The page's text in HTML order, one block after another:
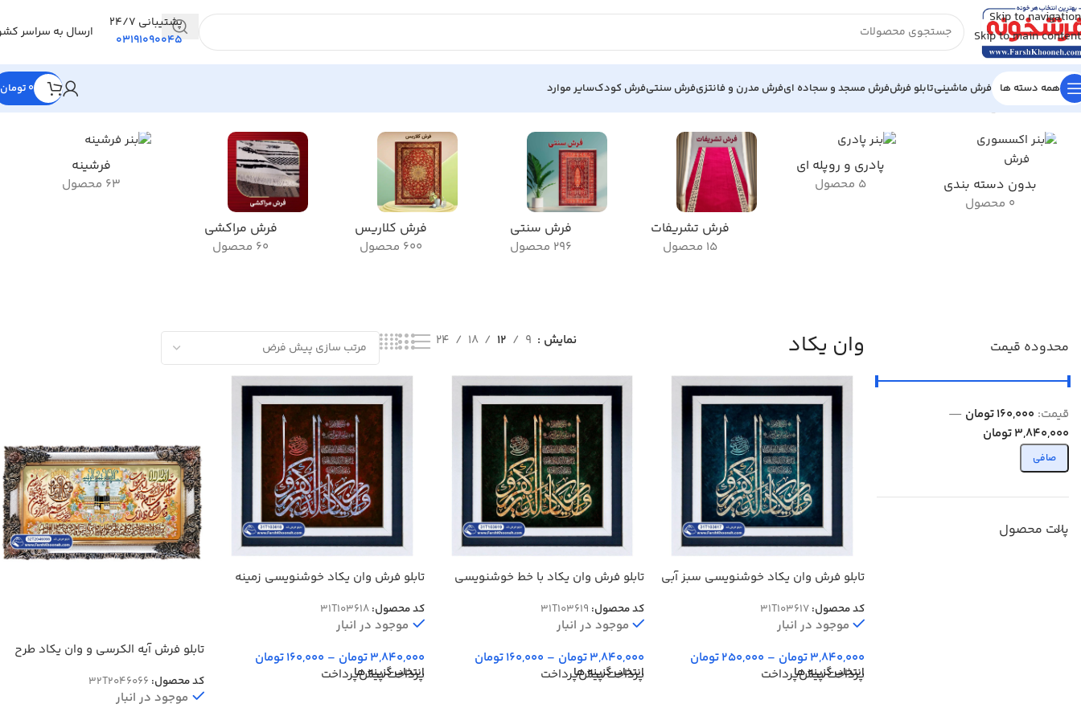
Skip to navigation
Skip to main content
پشتیبانی 24/7
03191090045
ارسال به سراسر
همه دسته ها فرش ماشینیتابلو فرشفرش مسجد و سجاده ایفرش مدرن و فانتزیفرش سنتیفرش کودکسایر موارد 0 تومان
خانه/محصول طرح تابلو فرش آیه
بدون دسته بندی
0 محصول
پادری و روپله ای
5 محصول
فرش تشریفات
15 محصول
فرش سنتی
296 محصول
فرش کلاریس
600 محصول
فرش مراکشی
60 محصول
فرشینه
63 محصول
محدوده قیمت
صافی
قيمت: 160,000 تومان
—
3,840,000 تومان
پالت محصول
وان یکاد نمایش 9
12
18
24
تابلو فرش وان یکاد خوشنویسی سبز آبی
کد محصول:31T103617
موجود در انبار
3,840,000تومان –
250,000تومان
انتخاب گزینه ها
پرداخت پیش‌پرداخت
تابلو فرش وان یکاد با خط خوشنویسی
کد محصول: 31T103619
موجود در انبار
3,840,000تومان –
160,000تومان
انتخاب گزینه ها
پرداخت پیش‌پرداخت
تابلو فرش وان یکاد خوشنویسی زمینه
کد محصول:31T103618
موجود در انبار
3,840,000تومان –
160,000تومان
انتخاب گزینه ها
پرداخت پیش‌پرداخت
تابلو فرش آیه الکرسی و وان یکاد طرح
کد محصول: 32T2046066
موجود در انبار